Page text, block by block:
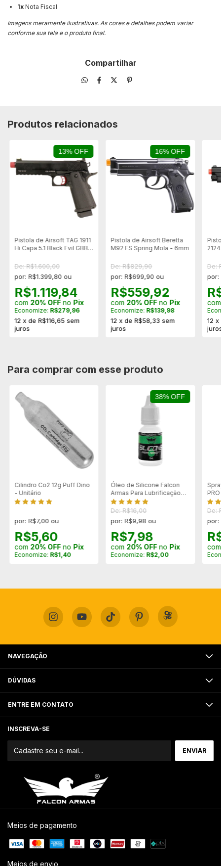
1x Nota Fiscal
Imagens meramente ilustrativas. As cores e detalhes podem variar
conforme sua tela e o produto final.
Compartilhar
Produtos relacionados
13% OFF
Pistola de Airsoft TAG 1911
Hi Capa 5.1 Black Evil GBB
De: R$1.600,00
por: R$1.399,80 ou
R$1.119,84
com 20% OFFno Pix
Economize: R$279,96
12 x de R$116,65 sem
juros
16% OFF
Pistola de Airsoft Beretta
M92 FS Spring Mola - 6mm
De: R$829,90
por: R$699,90 ou
R$559,92
com 20% OFFno Pix
Economize: R$139,98
12 xdeR$58,33 sem
juros
De:
por:
12 x
Para comprar com esse produto
Cilindro Co2 12g Puff Dino
- Unitário
por: R$7,00 ou
R$5,60
com 20% OFFno Pix
Economize: R$1,40
38% OFF
Óleo de Silicone Falcon
Armas Para Lubrificação
de Hopup - 10ml
De: R$16,00
por: R$9,98 ou
R$7,98
com 20% OFFno Pix
Economize: R$2,00
De:
por:
NAVEGAÇÃO
DÚVIDAS
ENTRE EM CONTATO
INSCREVA-SE
Meios de pagamento
Meios de envio